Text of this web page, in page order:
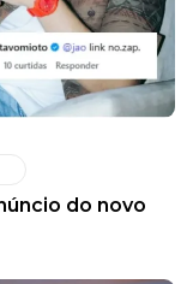
do novo